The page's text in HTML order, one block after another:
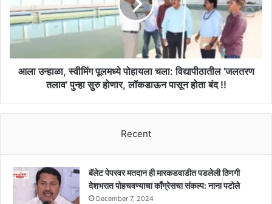
जणांवर
गुन्हा
!!
पोहायला
चला:
विद्यापीठातील
’जलतरण
तलाव’
पुन्हाआला उन्हाळा, स्वीमिंग पूलमध्ये पोहायला चला: विद्यापीठातील ’जलतरण
तलाव’ पुन्हा सुरु होणार, लॉकडाऊन पासून होता बंद !!
Recent
बॅलेट पेपरवर मतदान ही मारकडवाडीत पडलेली ठिणगी
देशभरात पोहचवण्याचा काँग्रेसचा संकल्प: नाना पटोले
December 7, 2024